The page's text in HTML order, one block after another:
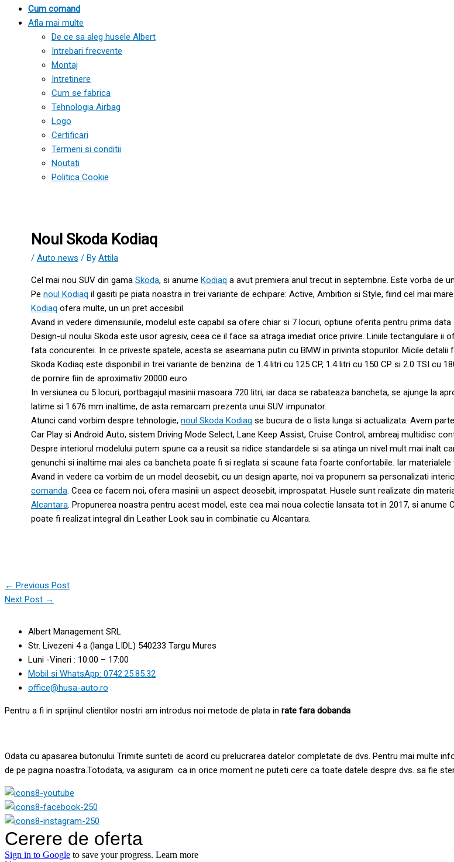
Cum comand
Afla mai multe
De ce sa aleg husele Albert
Intrebari frecvente
Montaj
Intretinere
Cum se fabrica
Tehnologia Airbag
Logo
Certificari
Termeni si conditii
Noutati
Politica Cookie
Noul Skoda Kodiaq
/ Auto news / By Attila
Cel mai nou SUV din gama Skoda, si anume Kodiaq a avut premiera anul trecut in septembrie. Este vorba de
Pe noul Kodiaq il gasiti pe piata noastra in trei variante de echipare: Active, Ambition si Style, fiind cel mai
Kodiaq ofera multe, un un pret accesibil.
Avand in vedere dimensiunile, modelul este capabil sa ofere chiar si 7 locuri, optiune oferita pentru prima data
Design-ul noului Skoda este usor agresiv, ceea ce il face sa atraga imediat orice privire. Liniile tectangulare
fata concurentei. In ce priveste spatele, acesta se aseamana putin cu BMW in privinta stopurilor. Micile
Skoda Kodiaq este disponibil in trei variante de benzina: de 1.4 litri cu 125 CP, 1.4 litri cu 150 CP si 2.0 TSI cu
de pornire fiin de aproximativ 20000 euro.
In versiunea cu 5 locuri, portbagajul masinii masoara 720 litri, iar daca se rabateaza bancheta, se ajunge la
latime si 1.676 mm inaltime, de asta remarcam prezenta unui SUV impunator.
Atunci cand vorbim despre tehnologie, noul Skoda Kodiaq se bucura de o lista lunga si actualizata. Avem
Car Play si Android Auto, sistem Driving Mode Select, Lane Keep Assist, Cruise Control, ambreaj multidisc
Despre interiorul modelului putem spune ca a reusit sa ridice standardele si sa atinga un nivel mult mai inalt
genunchi si inaltime mai ales ca bancheta poate fi si reglata si scaune fata foarte confortabile. Iar
Avand in vedere ca vorbim de un model deosebit, cu un design aparte, noi va propunem sa personalizati
comanda . Ceea ce facem noi, ofera masinii un aspect deosebit, improspatat. Husele sunt realizate din
Alcantara . Propunerea noastra pentru acest model, este cea mai noua colectie lansata tot in 2017, si
poate fi realizat integral din Leather Look sau in combinatie cu Alcantara.
← Previous Post
Next Post →
Albert Management SRL
Str. Livezeni 4 a (langa LIDL) 540233 Targu Mures
Luni -Vineri : 10:00 – 17:00
Mobil si WhatsApp: 0742.25.85.32
office@husa-auto.ro
Pentru a fi in sprijinul clientilor nostri am introdus noi metode de plata in rate fara dobanda
Odata cu apasarea butonului Trimite sunteti de acord cu prelucrarea datelor completate de dvs. Pentru mai multe
de pe pagina noastra.Totodata, va asiguram ca in orice moment ne puteti cere ca toate datele despre dvs. sa fie